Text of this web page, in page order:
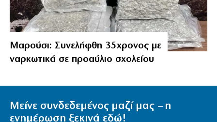
Μαρούσι: Συνελήφθη 35χρονος με
ναρκωτικά σε προαύλιο σχολείου
Μείνε συνδεδεμένος μαζί μας – η
ενημέρωση ξεκινά εδώ!